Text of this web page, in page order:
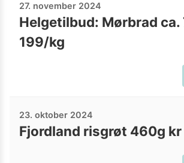
27. november 2024
Helgetilbud: Mørbrad ca.
199/kg
23. oktober 2024
Fjordland risgrøt 460g kr